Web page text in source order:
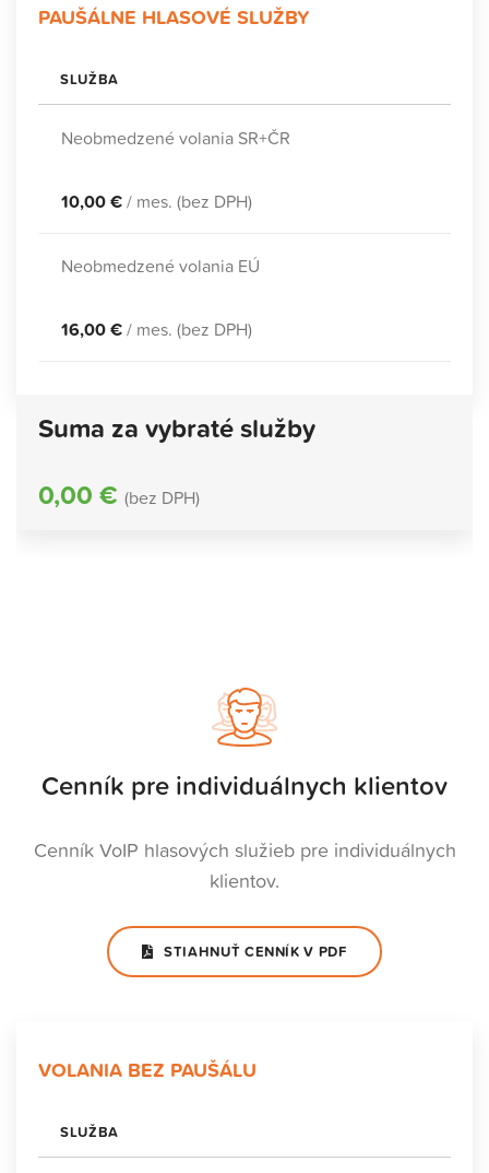
PAUŠÁLNE HLASOVÉ SLUŽBY
SLUŽBA
Neobmedzené volania SR+ČR
10,00 €/ mes. (bez DPH)
Neobmedzené volania EÚ
16,00 €/ mes. (bez DPH)
Suma za vybraté služby
0,00 € (bez DPH)
Cenník pre individuálnych klientov
Cenník VoIP hlasových služieb pre individuálnych
klientov.
STIAHNUŤ CENNÍK V PDF
VOLANIA BEZ PAUŠÁLU
SLUŽBA